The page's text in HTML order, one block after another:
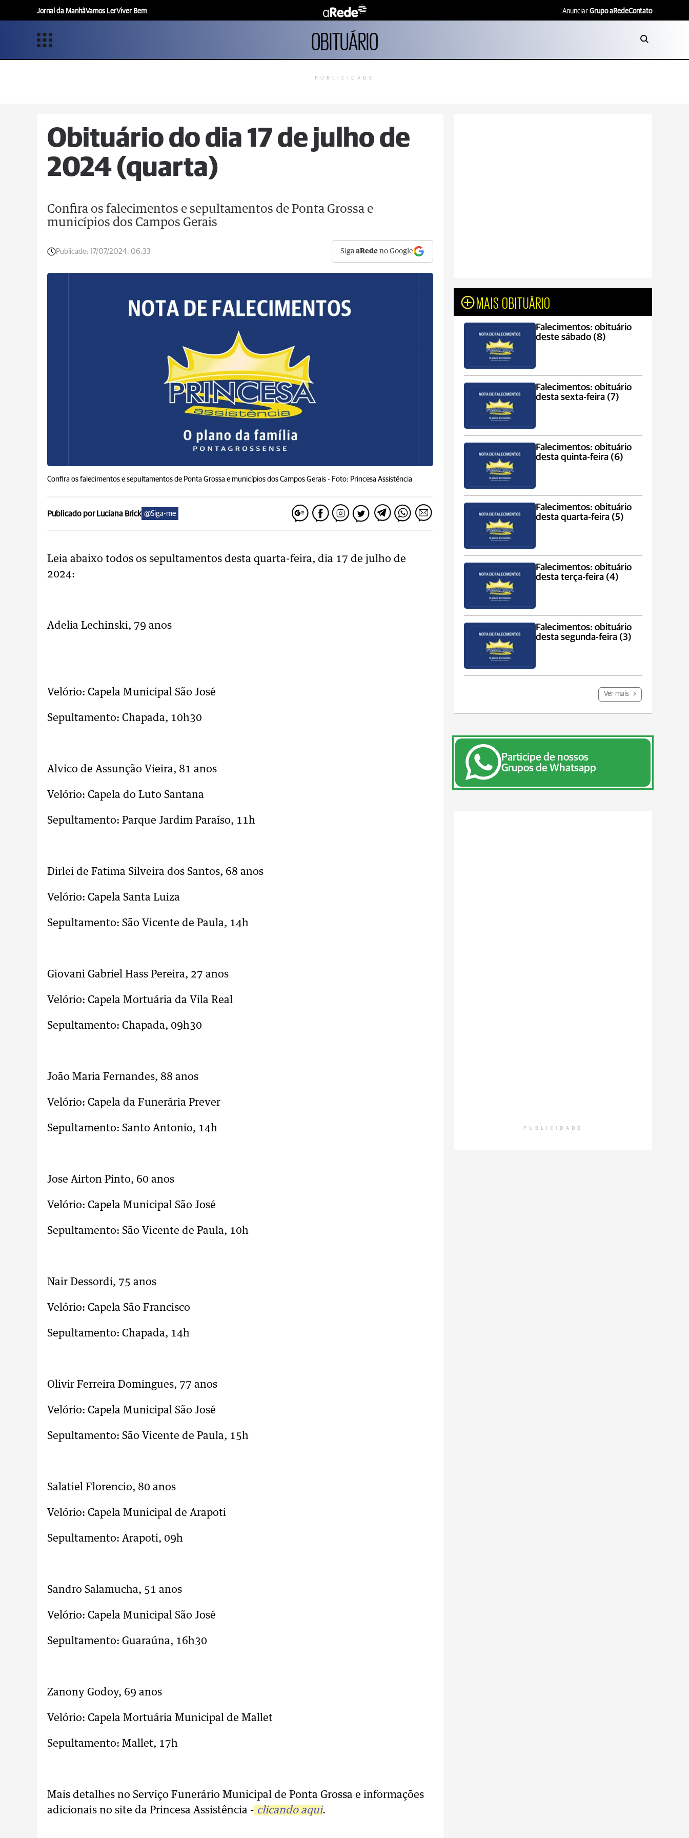
Jornal da ManhãVamos LerViver Bem Anunciar Grupo aRedeContato
OBITUÁRIO
PUBLICIDADE
Obituário do dia 17 de julho de
2024 (quarta)
Confira os falecimentos e sepultamentos de Ponta Grossa e
municípios dos Campos Gerais
Publicado: 17/07/2024, 06:33 SigaaRede no Google
Confira os falecimentos e sepultamentos de Ponta Grossa e municípios dos Campos Gerais - Foto: Princesa Assistência
Publicado por Luciana Brick @Siga-me
Leia abaixo todos os sepultamentos desta quarta-feira, dia 17 de julho de
2024:
Adelia Lechinski, 79 anos
Velório: Capela Municipal São José
Sepultamento: Chapada, 10h30
Alvico de Assunção Vieira, 81 anos
Velório: Capela do Luto Santana
Sepultamento: Parque Jardim Paraíso, 11h
Dirlei de Fatima Silveira dos Santos, 68 anos
Velório: Capela Santa Luiza
Sepultamento: São Vicente de Paula, 14h
Giovani Gabriel Hass Pereira, 27 anos
Velório: Capela Mortuária da Vila Real
Sepultamento: Chapada, 09h30
João Maria Fernandes, 88 anos
Velório: Capela da Funerária Prever
Sepultamento: Santo Antonio, 14h
Jose Airton Pinto, 60 anos
Velório: Capela Municipal São José
Sepultamento: São Vicente de Paula, 10h
Nair Dessordi, 75 anos
Velório: Capela São Francisco
Sepultamento: Chapada, 14h
Olivir Ferreira Domingues, 77 anos
Velório: Capela Municipal São José
Sepultamento: São Vicente de Paula, 15h
Salatiel Florencio, 80 anos
Velório: Capela Municipal de Arapoti
Sepultamento: Arapoti, 09h
Sandro Salamucha, 51 anos
Velório: Capela Municipal São José
Sepultamento: Guaraúna, 16h30
Zanony Godoy, 69 anos
Velório: Capela Mortuária Municipal de Mallet
Sepultamento: Mallet, 17h
Mais detalhes no Serviço Funerário Municipal de Ponta Grossa e informações
adicionais no site da Princesa Assistência - clicando aqui.
MAIS OBITUÁRIO
Falecimentos: obituário
deste sábado (8)
Falecimentos: obituário
desta sexta-feira (7)
Falecimentos: obituário
desta quinta-feira (6)
Falecimentos: obituário
desta quarta-feira (5)
Falecimentos: obituário
desta terça-feira (4)
Falecimentos: obituário
desta segunda-feira (3)
Ver mais
Participe de nossos
Grupos de Whatsapp
PUBLICIDADE